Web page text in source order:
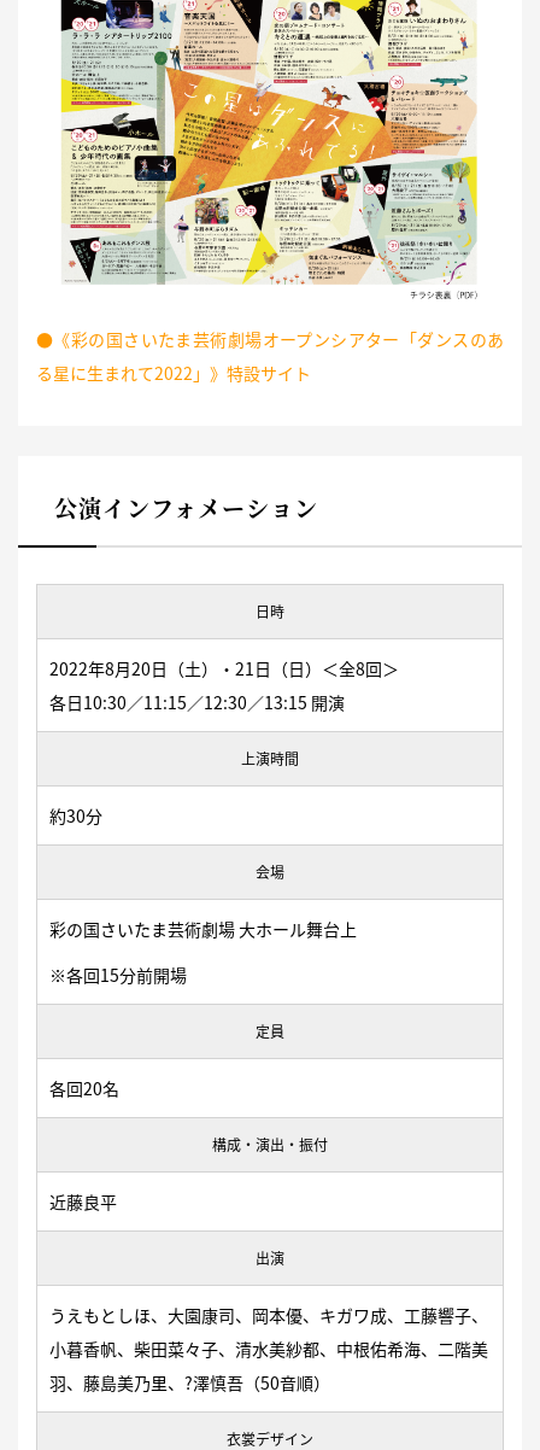
●《彩の国さいたま芸術劇場オープンシアター「ダンスのあ
る星に生まれて2022」》特設サイト
公演インフォメーション
日時
2022年8月20日（土）・21日（日）＜全8回＞
各日10:30／11:15／12:30／13:15 開演
上演時間
約30分
会場
彩の国さいたま芸術劇場 大ホール舞台上
※各回15分前開場
定員
各回20名
構成・演出・振付
近藤良平
出演
うえもとしほ、大園康司、岡本優、キガワ成、工藤響子、
小暮香帆、柴田菜々子、清水美紗都、中根佑希海、二階美
羽、藤島美乃里、?澤慎吾（50音順）
衣裳デザイン